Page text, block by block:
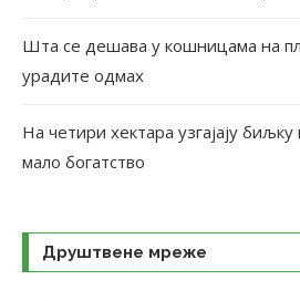
Шта се дешава у кошницама на
урадите одмах
На четири хектара узгајају
мало богатство
Друштвене мреже